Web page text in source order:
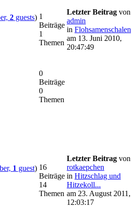
2 guests) 1
Beiträge
1
Themen
Letzter Beitrag von
admin
inFlohsamenschalen
am 13. Juni 2010,
20:47:49
0
Beiträge
0
Themen
1 guest) 16
Beiträge
14
Themen
Letzter Beitrag von
rotkaepchen
inHitzschlag und
Hitzekoll...
am 23. August 2011,
12:03:17